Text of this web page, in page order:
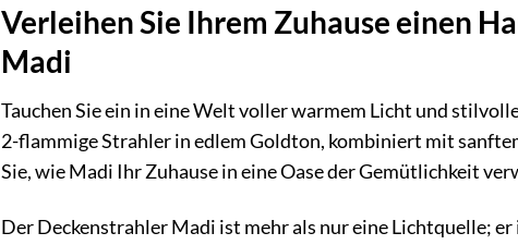
Verleihen Sie Ihrem Zuhause einen
Madi
Tauchen Sie ein in eine Welt voller warmem Licht und
2-flammige Strahler in edlem Goldton, kombiniert mit
Sie, wie Madi Ihr Zuhause in eine Oase der Gemütlichkeit
Der Deckenstrahler Madi ist mehr als nur eine Lichtquelle;